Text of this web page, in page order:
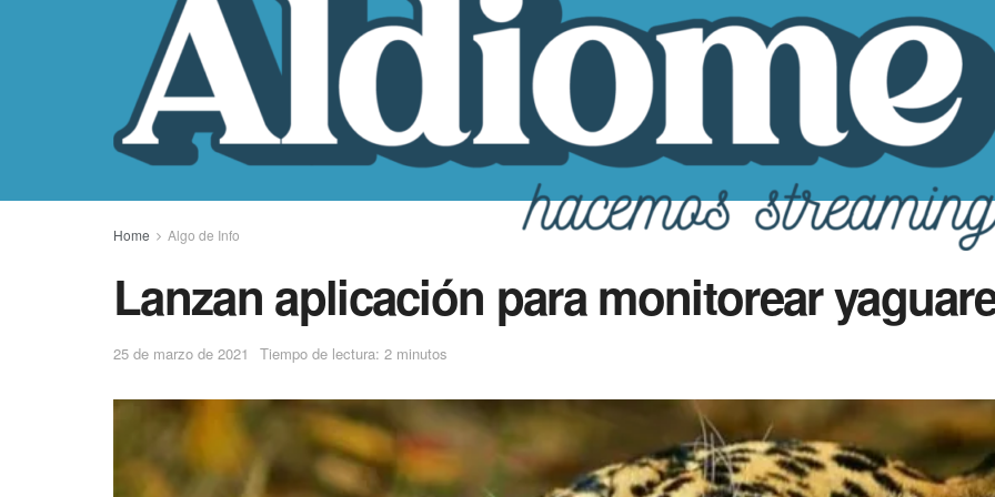
Home Algo de Info
Lanzan aplicación para monitorear
25 de marzo de 2021 Tiempo de lectura: 2 minutos